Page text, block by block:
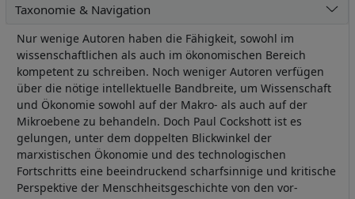
Taxonomie & Navigation
Nur wenige Autoren haben die Fähigkeit, sowohl im
wissenschaftlichen als auch im ökonomischen Bereich
kompetent zu schreiben. Noch weniger Autoren verfügen
über die nötige intellektuelle Bandbreite, um Wissenschaft
und Ökonomie sowohl auf der Makro- als auch auf der
Mikroebene zu behandeln. Doch Paul Cockshott ist es
gelungen, unter dem doppelten Blickwinkel der
marxistischen Ökonomie und des technologischen
Fortschritts eine beeindruckend scharfsinnige und kritische
Perspektive der Menschheitsgeschichte von den vor-